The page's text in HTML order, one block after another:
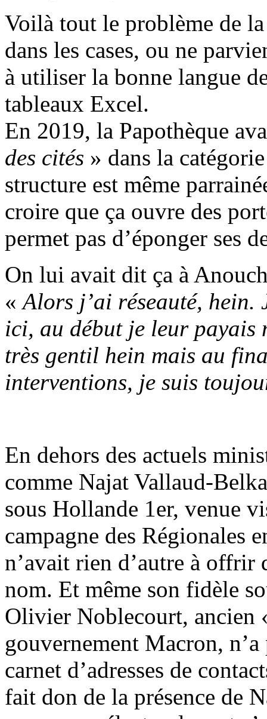
Voilà tout le problème de
dans les cases, ou ne
à utiliser la bonne langue
tableaux Excel.
En 2019, la Papothèque
des cités » dans la
structure est même
croire que ça ouvre des
permet pas d’éponger ses
On lui avait dit ça à
«Alors j’ai réseauté,
ici, au début je leur payais
très gentil hein mais au
interventions, je suis
En dehors des actuels
comme Najat Vallaud-
sous Hollande 1er, venue
campagne des Régionales
n’avait rien d’autre à offrir
nom. Et même son fidèle
Olivier Noblecourt, ancien
gouvernement Macron,
carnet d’adresses de
fait don de la présence de